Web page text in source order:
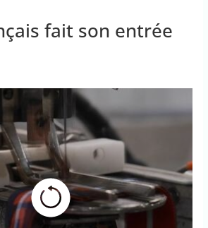
fait son entrée